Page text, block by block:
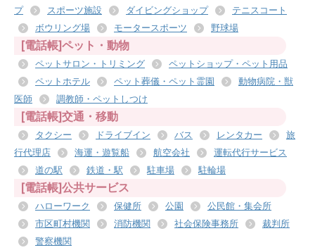
プ
スポーツ施設 ダイビングショップ
テニスコート
ボウリング場
モータースポーツ 野球場
[電話帳]ペット・動物
ペットサロン・トリミング
ペットショップ・ペット用品
ペットホテル
ペット葬儀・ペット霊園
動物病院・獣
医師
調教師・ペットしつけ
[電話帳]交通・移動
タクシー ドライブイン バス レンタカー
旅
行代理店
海運・遊覧船 航空会社
運転代行サービス
道の駅
鉄道・駅 駐車場 駐輪場
[電話帳]公共サービス
ハローワーク 保健所 公園
公民館・集会所
市区町村機関
消防機関 社会保険事務所
裁判所
警察機関